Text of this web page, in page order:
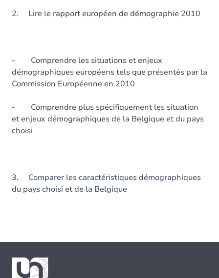
2. Lire le rapport européen de démographie 2010
- Comprendre les situations et enjeux
démographiques européens tels que présentés par la
Commission Européenne en 2010
- Comprendre plus spécifiquement les situation
et enjeux démographiques de la Belgique et du pays
choisi
3. Comparer les caractéristiques démographiques
du pays choisi et de la Belgique